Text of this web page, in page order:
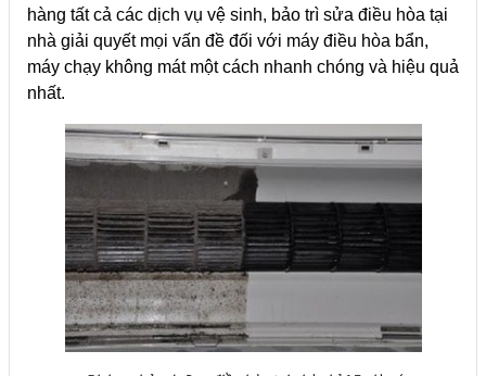
hàng tất cả các dịch vụ vệ sinh, bảo trì sửa điều hòa tại
nhà giải quyết mọi vấn đề đối với máy điều hòa bẩn,
máy chạy không mát một cách nhanh chóng và hiệu quả
nhất.